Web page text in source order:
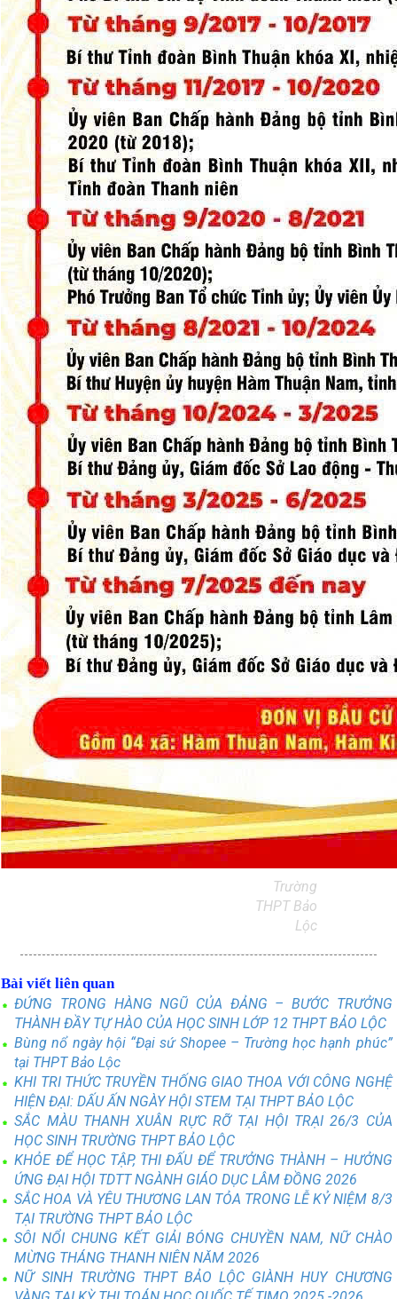
Trường
THPT Bảo
Lộc
Bài viết liên quan
ĐỨNG TRONG HÀNG NGŨ CỦA ĐẢNG – BƯỚC TRƯỞNG
THÀNH ĐẦY TỰ HÀO CỦA HỌC SINH LỚP 12 THPT BẢO LỘC
Bùng nổ ngày hội “Đại sứ Shopee – Trường học hạnh phúc”
tại THPT Bảo Lộc
KHI TRI THỨC TRUYỀN THỐNG GIAO THOA VỚI CÔNG NGHỆ
HIỆN ĐẠI: DẤU ẤN NGÀY HỘI STEM TẠI THPT BẢO LỘC
SẮC MÀU THANH XUÂN RỰC RỠ TẠI HỘI TRẠI 26/3 CỦA
HỌC SINH TRƯỜNG THPT BẢO LỘC
KHỎE ĐỂ HỌC TẬP, THI ĐẤU ĐỂ TRƯỞNG THÀNH – HƯỞNG
ỨNG ĐẠI HỘI TDTT NGÀNH GIÁO DỤC LÂM ĐỒNG 2026
SẮC HOA VÀ YÊU THƯƠNG LAN TỎA TRONG LỄ KỶ NIỆM 8/3
TẠI TRƯỜNG THPT BẢO LỘC
SÔI NỔI CHUNG KẾT GIẢI BÓNG CHUYỀN NAM, NỮ CHÀO
MỪNG THÁNG THANH NIÊN NĂM 2026
NỮ SINH TRƯỜNG THPT BẢO LỘC GIÀNH HUY CHƯƠNG